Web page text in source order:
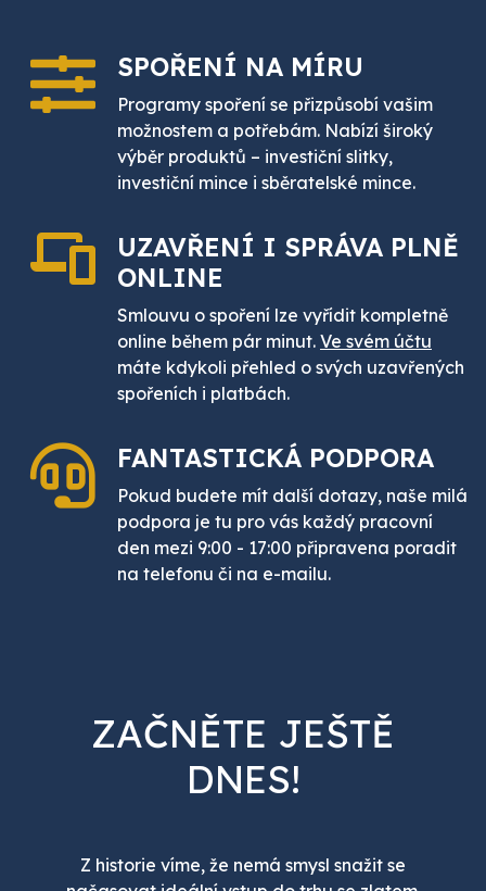
SPOŘENÍ NA MÍRU
Programy spoření se přizpůsobí vašim
možnostem a potřebám. Nabízí široký
výběr produktů – investiční slitky,
investiční mince i sběratelské mince.
UZAVŘENÍ I SPRÁVA PLNĚ
ONLINE
Smlouvu o spoření lze vyřídit kompletně
online během pár minut. Ve svém účtu
máte kdykoli přehled o svých uzavřených
spořeních i platbách.
FANTASTICKÁ PODPORA
Pokud budete mít další dotazy, naše milá
podpora je tu pro vás každý pracovní
den mezi 9:00 - 17:00 připravena poradit
na telefonu či na e-mailu.
ZAČNĚTE JEŠTĚ
DNES!
Z historie víme, že nemá smysl snažit se